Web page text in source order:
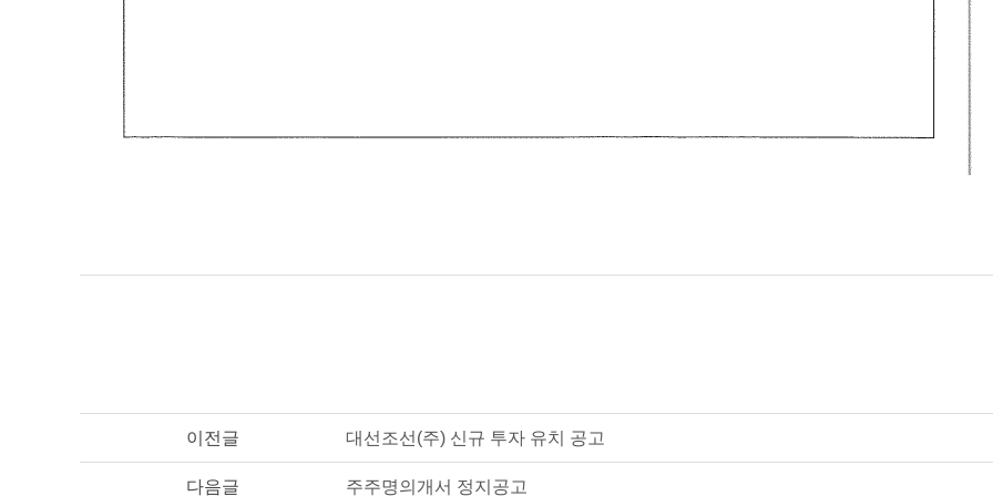
이전글 대선조선(주) 신규 투자 유치 공고
다음글 주주명의개서 정지공고